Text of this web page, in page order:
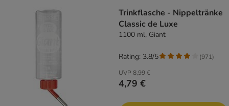
Trinkflasche - Nippeltränke
Classic de Luxe
1100 ml, Giant
UVP 8,99 €
4,79 €
Rating: 3.8/5 (971)